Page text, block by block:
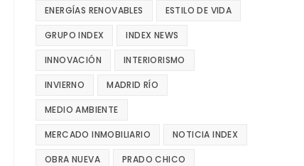
ENERGÍAS RENOVABLES ESTILO DE VIDA
GRUPO INDEX INDEX NEWS
INNOVACIÓN INTERIORISMO
INVIERNO MADRID RÍO
MEDIO AMBIENTE
MERCADO INMOBILIARIO NOTICIA INDEX
OBRA NUEVA PRADO CHICO